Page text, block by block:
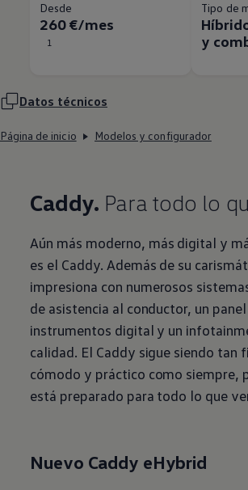
Desde
260 €/mes
1
Tipo de
y
Datos técnicos
Página de inicio Modelos y configurador
Caddy. Para todo lo
Aún más moderno, más digital y
es el Caddy. Además de su
impresiona con numerosos
de asistencia al conductor, un
instrumentos digital y un
calidad. El Caddy sigue siendo tan
cómodo y práctico como siempre,
está preparado para todo lo que
Nuevo Caddy eHybrid